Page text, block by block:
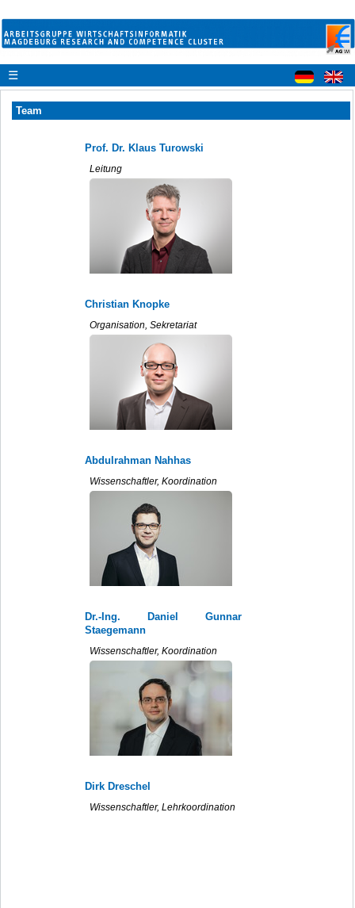
☰
Team
Prof. Dr. Klaus Turowski
Leitung
Christian Knopke
Organisation, Sekretariat
Abdulrahman Nahhas
Wissenschaftler, Koordination
Dr.-Ing. Daniel Gunnar
Staegemann
Wissenschaftler, Koordination
Dirk Dreschel
Wissenschaftler, Lehrkoordination